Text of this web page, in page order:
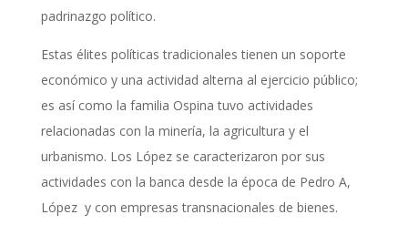
padrinazgo político.
Estas élites políticas tradicionales tienen un soporte
económico y una actividad alterna al ejercicio público;
es así como la familia Ospina tuvo actividades
relacionadas con la minería, la agricultura y el
urbanismo. Los López se caracterizaron por sus
actividades con la banca desde la época de Pedro A,
López y con empresas transnacionales de bienes.